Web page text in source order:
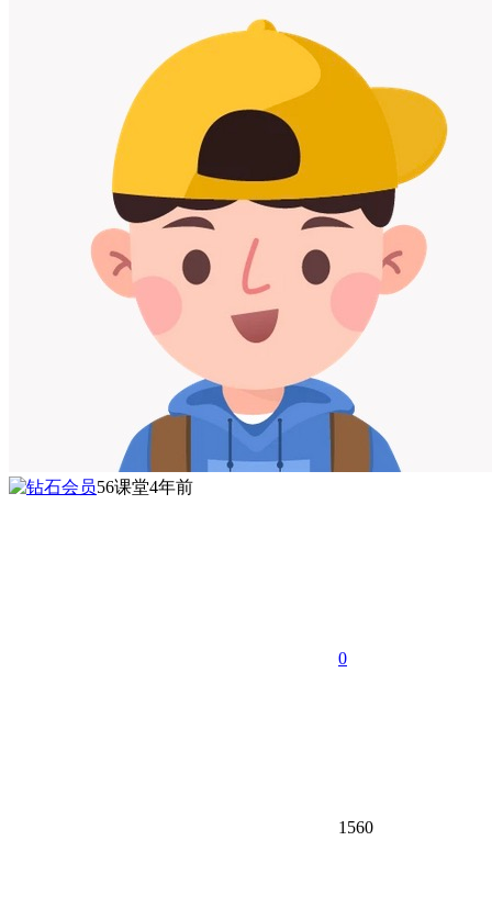
56课堂4年前
0
1560